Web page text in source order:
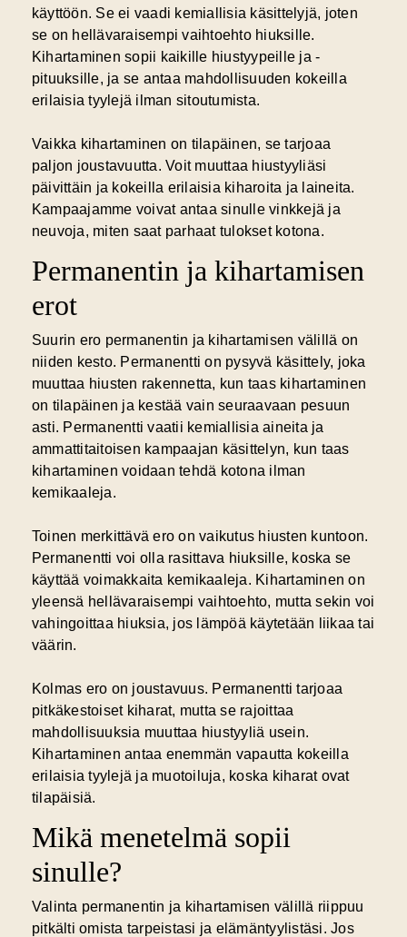
käyttöön. Se ei vaadi kemiallisia käsittelyjä, joten
se on hellävaraisempi vaihtoehto hiuksille.
Kihartaminen sopii kaikille hiustyypeille ja -
pituuksille, ja se antaa mahdollisuuden kokeilla
erilaisia tyylejä ilman sitoutumista.
Vaikka kihartaminen on tilapäinen, se tarjoaa
paljon joustavuutta. Voit muuttaa hiustyyliäsi
päivittäin ja kokeilla erilaisia kiharoita ja laineita.
Kampaajamme voivat antaa sinulle vinkkejä ja
neuvoja, miten saat parhaat tulokset kotona.
Permanentin ja kihartamisen
erot
Suurin ero permanentin ja kihartamisen välillä on
niiden kesto. Permanentti on pysyvä käsittely, joka
muuttaa hiusten rakennetta, kun taas kihartaminen
on tilapäinen ja kestää vain seuraavaan pesuun
asti. Permanentti vaatii kemiallisia aineita ja
ammattitaitoisen kampaajan käsittelyn, kun taas
kihartaminen voidaan tehdä kotona ilman
kemikaaleja.
Toinen merkittävä ero on vaikutus hiusten kuntoon.
Permanentti voi olla rasittava hiuksille, koska se
käyttää voimakkaita kemikaaleja. Kihartaminen on
yleensä hellävaraisempi vaihtoehto, mutta sekin voi
vahingoittaa hiuksia, jos lämpöä käytetään liikaa tai
väärin.
Kolmas ero on joustavuus. Permanentti tarjoaa
pitkäkestoiset kiharat, mutta se rajoittaa
mahdollisuuksia muuttaa hiustyyliä usein.
Kihartaminen antaa enemmän vapautta kokeilla
erilaisia tyylejä ja muotoiluja, koska kiharat ovat
tilapäisiä.
Mikä menetelmä sopii
sinulle?
Valinta permanentin ja kihartamisen välillä riippuu
pitkälti omista tarpeistasi ja elämäntyylistäsi. Jos